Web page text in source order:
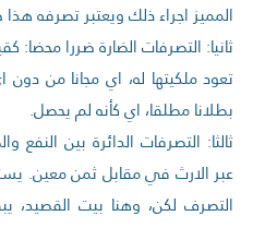
المميز اجراء ذلك ويعتبر تصرفه هذا
ثانيا: التصرفات الضارة ضررا محضا:
تعود ملكيتها له، اي مجانا من
بطلانا مطلقا، اي كأنه لم يحصل.
ثالثا: التصرفات الدائرة بين النفع
عبر الارث في مقابل ثمن معين.
التصرف لكن، وهنا بيت القصيد،